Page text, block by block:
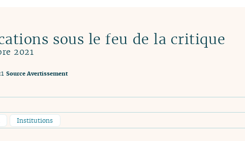
sous le feu de la critique
2021
Source Avertissement
Institutions